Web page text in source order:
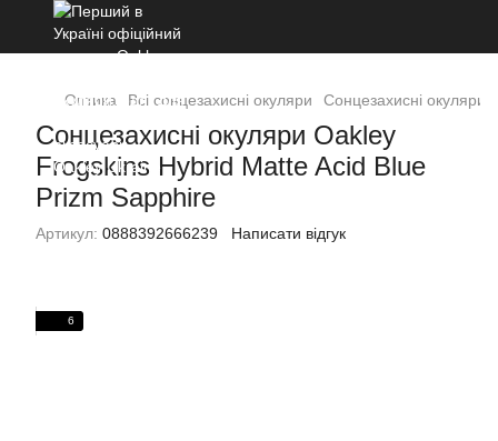
Оптика Всі сонцезахисні окуляри Сонцезахисні
Сонцезахисні окуляри Oakley
Frogskins Hybrid Matte Acid Blue
Prizm Sapphire
Артикул: 0888392666239 Написати відгук
6